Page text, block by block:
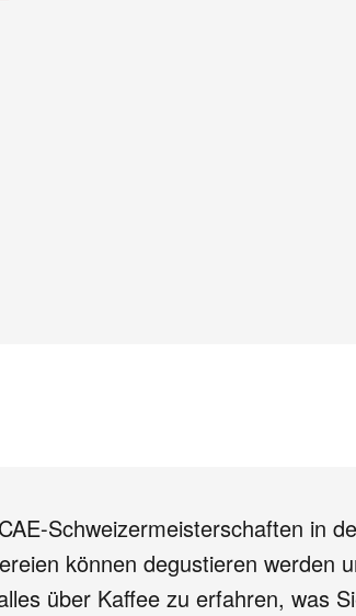
Schweizermeisterschaften in
können degustieren werden
über Kaffee zu erfahren, was